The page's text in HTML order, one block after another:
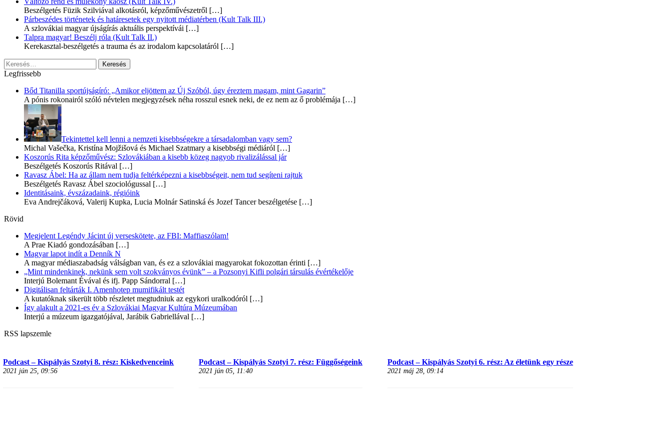
Beszélgetés Füzik Szilviával alkotásról, képzőművészetről […]
Párbeszédes történetek és határesetek egy nyitott médiatérben (Kult Talk III.)
A szlovákiai magyar újságírás aktuális perspektívái […]
Talpra magyar! Beszélj róla (Kult Talk II.)
Kerekasztal-beszélgetés a trauma és az irodalom kapcsolatáról […]
Keresés:
Legfrissebb
Bőd Titanilla sportújságíró: „Amikor eljöttem az Új Szóból, úgy éreztem magam, mint Gagarin”
A pónis rokonairól szóló névtelen megjegyzések néha rosszul esnek neki, de ez nem az ő problémája […]
Tekintettel kell lenni a nemzeti kisebbségekre a társadalomban vagy sem?
Michal Vašečka, Kristína Mojžišová és Michael Szatmary a kisebbségi médiáról […]
Koszorús Rita képzőművész: Szlovákiában a kisebb közeg nagyob rivalizálással jár
Beszélgetés Koszorús Ritával […]
Ravasz Ábel: Ha az állam nem tudja feltérképezni a kisebbségeit, nem tud segíteni rajtuk
Beszélgetés Ravasz Ábel szociológussal […]
Identitásaink, évszázadaink, régióink
Eva Andrejčáková, Valerij Kupka, Lucia Molnár Satinská és Jozef Tancer beszélgetése […]
Rövid
Megjelent Legéndy Jácint új verseskötete, az FBI: Maffiaszólam!
A Prae Kiadó gondozásában […]
Magyar lapot indít a Denník N
A magyar médiaszabadság válságban van, és ez a szlovákiai magyarokat fokozottan érinti […]
„Mint mindenkinek, nekünk sem volt szokványos évünk” – a Pozsonyi Kifli polgári társulás évértékelője
Interjú Bolemant Évával és ifj. Papp Sándorral […]
Digitálisan feltárták I. Amenhotep mumifikált testét
A kutatóknak sikerült több részletet megtudniuk az egykori uralkodóról […]
Így alakult a 2021-es év a Szlovákiai Magyar Kultúra Múzeumában
Interjú a múzeum igazgatójával, Jarábik Gabriellával […]
RSS lapszemle
Podcast – Kispályás Szotyi 8. rész: Kiskedvenceink
2021 jún 25, 09:56
Podcast – Kispályás Szotyi 7. rész: Függőségeink
2021 jún 05, 11:40
Podcast – Kispályás Szotyi 6. rész: Az életünk egy része
2021 máj 28, 09:14